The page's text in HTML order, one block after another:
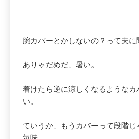
腕カバーとかしないの？って夫に
ありゃだめだ、暑い。
着けたら逆に涼しくなるようなカ
い。
ていうか、もうカバーって段階